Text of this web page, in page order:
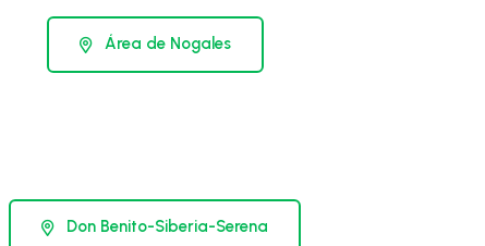
Área de Nogales
Don Benito-Siberia-Serena